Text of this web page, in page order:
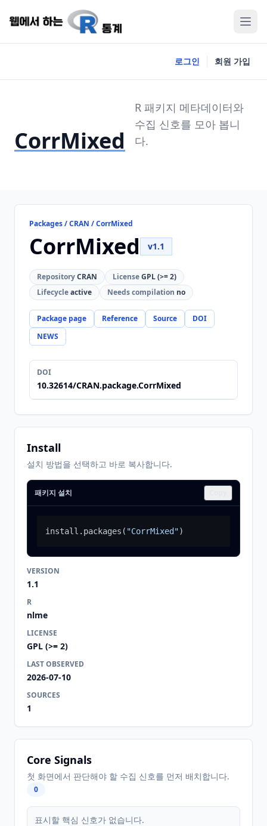
로그인 회원 가입
CorrMixed
R 패키지 메타데이터와
수집 신호를 모아 봅니
다.
Packages / CRAN / CorrMixed
CorrMixed v1.1
RepositoryCRAN LicenseGPL (>= 2)
Lifecycleactive Needs compilation no
Package page Reference Source
DOI
NEWS
DOI
10.32614/CRAN.package.CorrMixed
Install
설치 방법을 선택하고 바로 복사합니다.
패키지 설치
install.packages ( "CorrMixed")
VERSION
1.1
R
nlme
LICENSE
GPL (>= 2)
LAST OBSERVED
2026-07-10
SOURCES
1
Core Signals
첫 화면에서 판단해야 할 수집 신호를 먼저 배치합니다.
0
표시할 핵심 신호가 없습니다.